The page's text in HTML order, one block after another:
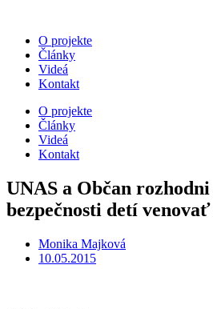
O projekte
Články
Videá
Kontakt
O projekte
Články
Videá
Kontakt
UNAS a Občan rozhodni
bezpečnosti detí venovať
Monika Majková
10.05.2015